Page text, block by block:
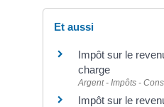
Et aussi
Impôt sur le
charge
Argent - Impôts -
Impôt sur le